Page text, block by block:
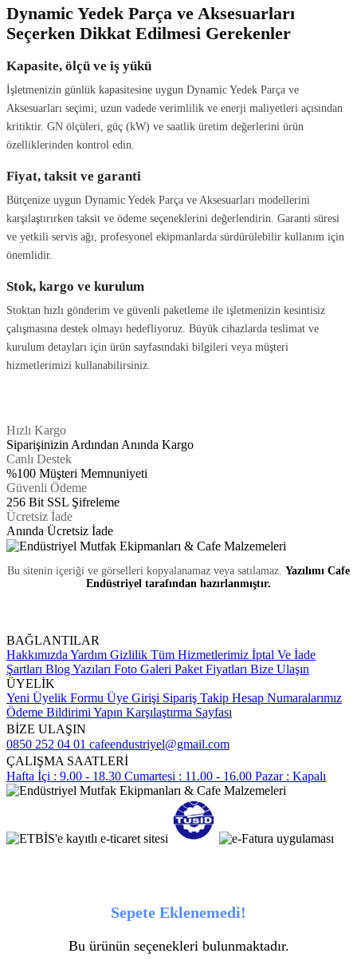
Dynamic Yedek Parça ve Aksesuarları
Seçerken Dikkat Edilmesi Gerekenler
Kapasite, ölçü ve iş yükü
İşletmenizin günlük kapasitesine uygun Dynamic Yedek Parça ve
Aksesuarları seçimi; uzun vadede verimlilik ve enerji maliyetleri açısından
kritiktir. GN ölçüleri, güç (kW) ve saatlik üretim değerlerini ürün
özelliklerinden kontrol edin.
Fiyat, taksit ve garanti
Bütçenize uygun Dynamic Yedek Parça ve Aksesuarları modellerini
karşılaştırırken taksit ve ödeme seçeneklerini değerlendirin. Garanti süresi
ve yetkili servis ağı, profesyonel ekipmanlarda sürdürülebilir kullanım için
önemlidir.
Stok, kargo ve kurulum
Stoktan hızlı gönderim ve güvenli paketleme ile işletmenizin kesintisiz
çalışmasına destek olmayı hedefliyoruz. Büyük cihazlarda teslimat ve
kurulum detayları için ürün sayfasındaki bilgileri veya müşteri
hizmetlerimizi kullanabilirsiniz.
Hızlı Kargo
Siparişinizin Ardından Anında Kargo
Canlı Destek
%100 Müşteri Memnuniyeti
Güvenli Ödeme
256 Bit SSL Şifreleme
Ücretsiz İade
Anında Ücretsiz İade
Bu sitenin içeriği ve görselleri kopyalanamaz veya satılamaz. Yazılımı Cafe
Endüstriyel tarafından hazırlanmıştır.
BAĞLANTILAR
Hakkımızda Yardım Gizlilik Tüm Hizmetlerimiz İptal Ve İade
Şartları Blog Yazıları Foto Galeri Paket Fiyatları Bize Ulaşın
ÜYELİK
Yeni Üyelik Formu Üye Girişi Sipariş Takip Hesap Numaralarımız
Ödeme Bildirimi Yapın Karşılaştırma Sayfası
BİZE ULAŞIN
0850 252 04 01 cafeendustriyel@gmail.com
ÇALIŞMA SAATLERİ
Hafta İçi : 9.00 - 18.30 Cumartesi : 11.00 - 16.00 Pazar : Kapalı
Sepete Eklenemedi!
Bu ürünün seçenekleri bulunmaktadır.